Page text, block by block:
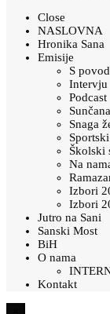
Close
NASLOVNA
Hronika Sana
Emisije
S
Intervju
Podcast
Snaga
Školski
Na
Izbori
Izbori
Jutro na Sani
Sanski Most
BiH
O nama
Kontakt